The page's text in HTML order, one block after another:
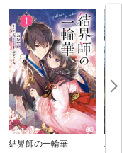
結界師の一輪華
バ